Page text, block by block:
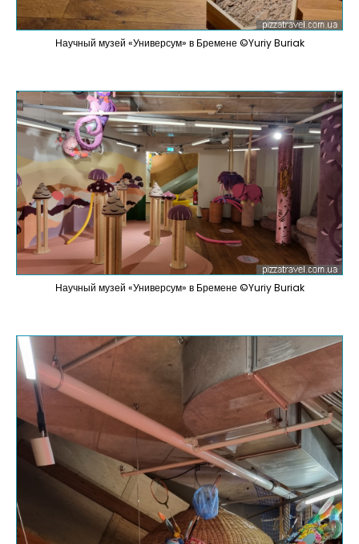
Научный музей «Универсум» в Бремене ©Yuriy Buriak
Научный музей «Универсум» в Бремене ©Yuriy Buriak